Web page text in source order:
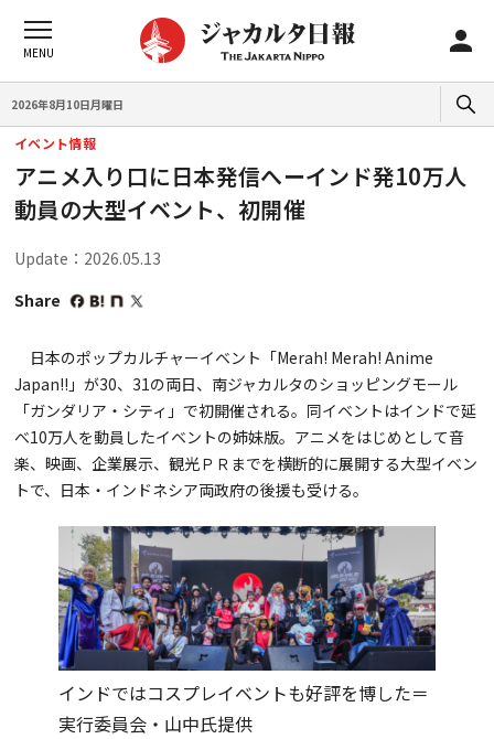
2026年8月10日月曜日
イベント情報
アニメ入り口に日本発信へーインド発10万人
動員の大型イベント、初開催
Update：2026.05.13
Share
日本のポップカルチャーイベント「Merah! Merah! Anime
Japan!!」が30、31の両日、南ジャカルタのショッピングモール
「ガンダリア・シティ」で初開催される。同イベントはインドで延
べ10万人を動員したイベントの姉妹版。アニメをはじめとして音
楽、映画、企業展示、観光ＰＲまでを横断的に展開する大型イベン
トで、日本・インドネシア両政府の後援も受ける。
インドではコスプレイベントも好評を博した＝
実行委員会・山中氏提供